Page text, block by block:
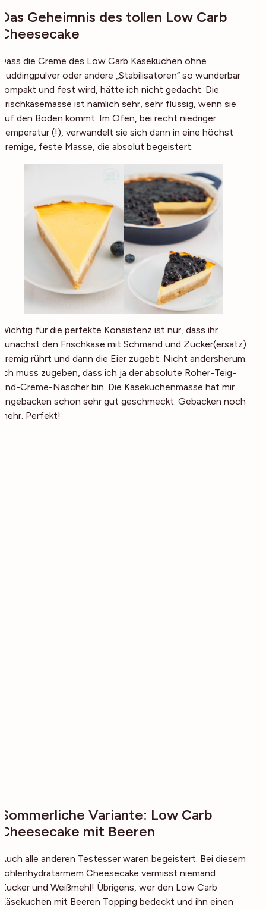
Das Geheimnis des tollen Low Carb
Cheesecake
Dass die Creme des Low Carb Käsekuchen ohne
Puddingpulver oder andere „Stabilisatoren“ so wunderbar
kompakt und fest wird, hätte ich nicht gedacht. Die
Frischkäsemasse ist nämlich sehr, sehr flüssig, wenn sie
auf den Boden kommt. Im Ofen, bei recht niedriger
Temperatur (!), verwandelt sie sich dann in eine höchst
cremige, feste Masse, die absolut begeistert.
Wichtig für die perfekte Konsistenz ist nur, dass ihr
zunächst den Frischkäse mit Schmand und Zucker(ersatz)
cremig rührt und dann die Eier zugebt. Nicht andersherum.
Ich muss zugeben, dass ich ja der absolute Roher-Teig-
und-Creme-Nascher bin. Die Käsekuchenmasse hat mir
ungebacken schon sehr gut geschmeckt. Gebacken noch
mehr. Perfekt!
Sommerliche Variante: Low Carb
Cheesecake mit Beeren
Auch alle anderen Testesser waren begeistert. Bei diesem
kohlenhydratarmem Cheesecake vermisst niemand
Zucker und Weißmehl! Übrigens, wer den Low Carb
Käsekuchen mit Beeren Topping bedeckt und ihn einen